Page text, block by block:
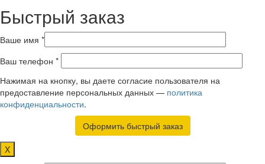
Быстрый заказ
Ваше имя *
Ваш телефон *
Нажимая на кнопку, вы даете согласие пользователя на
предоставление персональных данных — политика
конфиденциальности.
X